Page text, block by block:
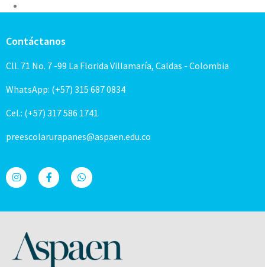
Contáctanos
Cll. 71 No. 7 -99 La Florida Villamaría, Caldas - Colombia
WhatsApp: (+57) 315 687 0834
Cel.: (+57) 317 586 1741
preescolarurapanes@aspaen.edu.co